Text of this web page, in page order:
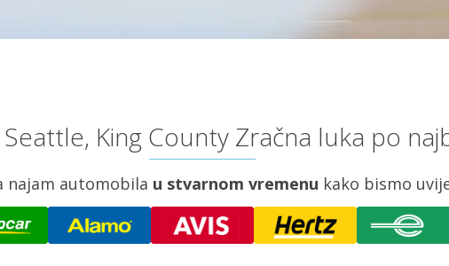
King County Zračna luka po
najam automobila u stvarnom vremenu kako bismo